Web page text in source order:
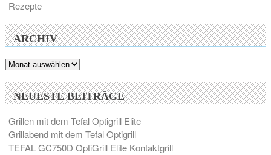
Rezepte
ARCHIV
Archiv
NEUESTE BEITRÄGE
Grillen mit dem Tefal Optigrill Elite
Grillabend mit dem Tefal Optigrill
TEFAL GC750D OptiGrill Elite Kontaktgrill